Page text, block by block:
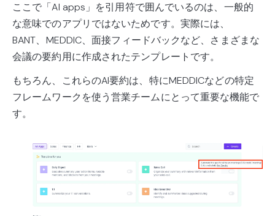
ここで「AI apps」を引用符で囲んでいるのは、一般的
な意味でのアプリではないためです。実際には、
BANT、MEDDIC、面接フィードバックなど、さまざまな
会議の要約用に作成されたテンプレートです。
もちろん、これらのAI要約は、特にMEDDICなどの特定
フレームワークを使う営業チームにとって重要な機能で
す。